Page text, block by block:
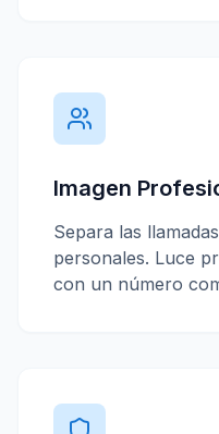
Imagen
Separa las
personales. Luce
con un número